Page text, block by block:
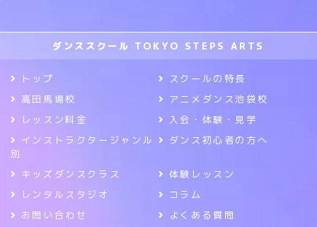
ダンススクール TOKYO STEPS ARTS
トップ
スクールの特長
高田馬場校
アニメダンス池袋校
レッスン料金
入会・体験・見学
インストラクタージャンル
別
ダンス初心者の方へ
キッズダンスクラス
体験レッスン
レンタルスタジオ
コラム
お問い合わせ
よくある質問